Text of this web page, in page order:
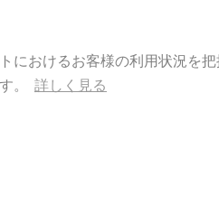
におけるお客様の利用状況を
。
詳しく見る
におけるお客様の利用状況を
。
詳しく見る